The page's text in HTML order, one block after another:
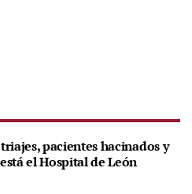
pacientes hacinados y
el Hospital de León